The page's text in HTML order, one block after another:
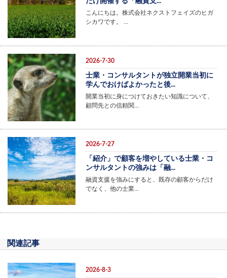
こんにちは。株式会社ネクストフェイズのヒガ
シカワです。 …
2026-7-30
士業・コンサルタントが独立開業当初に
学んでおけばよかったと後...
開業当初に身につけておきたい知識について、
顧問先との信頼関…
2026-7-27
「紹介」で顧客を増やしている士業・コ
ンサルタントの強みは「融...
融資支援を強みにすると、既存の顧客からだけ
でなく、他の士業…
関連記事
2026-8-3